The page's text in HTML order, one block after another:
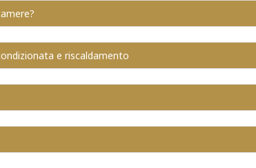
e riscaldamento